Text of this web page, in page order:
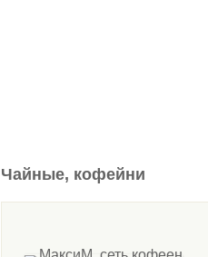
Чайные, кофейни